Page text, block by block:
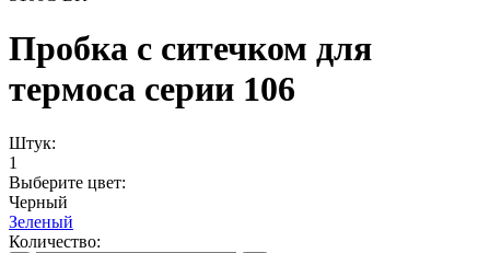
Пробка с ситечком для
термоса серии 106
Штук:
1
Выберите цвет:
Черный
Зеленый
Количество: